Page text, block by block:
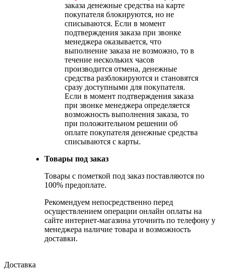
заказа денежные средства на карте
покупателя блокируются, но не
списываются. Если в момент
подтверждения заказа при звонке
менеджера оказывается, что
выполнение заказа не возможно, то в
течение нескольких часов
производится отмена, денежные
средства разблокируются и становятся
сразу доступными для покупателя.
Если в момент подтверждения заказа
при звонке менеджера определяется
возможность выполнения заказа, то
при положительном решении об
оплате покупателя денежные средства
списываются с карты.
Товары под заказ
Товары с пометкой под заказ поставляются по
100% предоплате.
Рекомендуем непосредственно перед
осуществлением операции онлайн оплаты на
сайте интернет-магазина уточнить по телефону у
менеджера наличие товара и возможность
доставки.
Доставка